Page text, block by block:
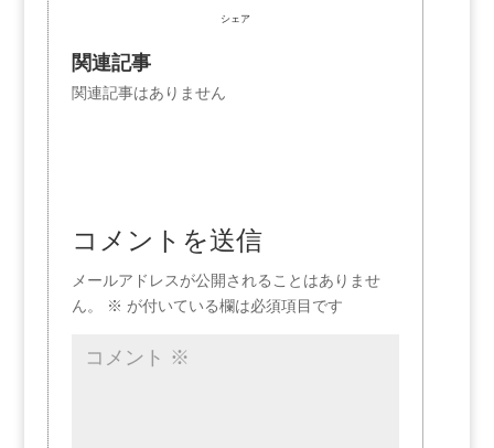
シェア
関連記事
関連記事はありません
コメントを送信
メールアドレスが公開されることはありませ
ん。
※ が付いている欄は必須項目です